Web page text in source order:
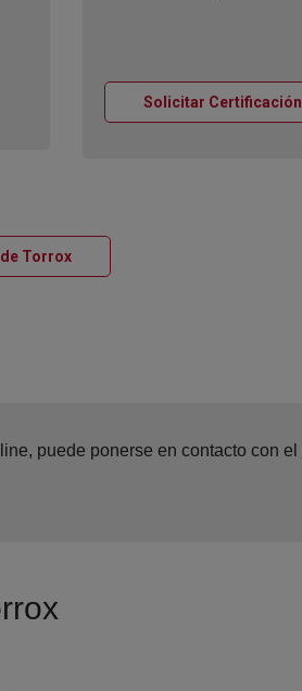
Solicitar Certificación
TorroxVentana nueva
puede ponerse en contacto con el